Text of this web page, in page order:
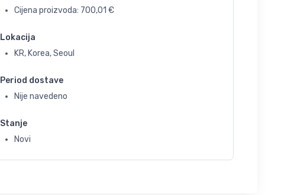
Cijena proizvoda: 700,01 €
Lokacija
KR, Korea, Seoul
Period dostave
Nije navedeno
Stanje
Novi